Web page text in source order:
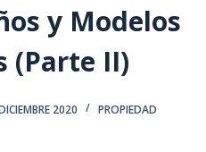
y Modelos
(Parte II)
2020
PROPIEDAD